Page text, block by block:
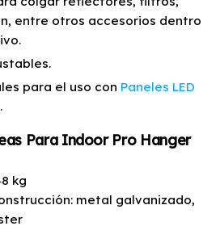
entre otros accesorios dentro
para el uso con Paneles LED
Para Indoor Pro Hanger
kg
metal galvanizado,